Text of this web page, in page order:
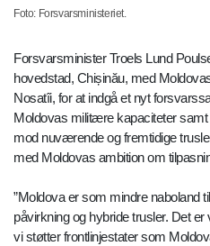
Foto: Forsvarsministeriet.
Forsvarsminister Troels Lund
hovedstad, Chișinău, med
Nosatîi, for at indgå et nyt
Moldovas militære kapaciteter
mod nuværende og fremtidige
med Moldovas ambition om
”Moldova er som mindre naboland
påvirkning og hybride trusler. Det
vi støtter frontlinjestater som